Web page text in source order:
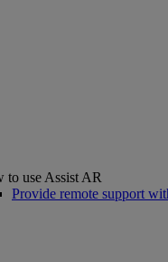
to use Assist AR
Provide remote support